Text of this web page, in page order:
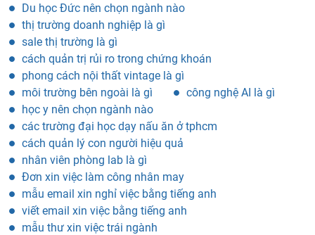
Du học Đức nên chọn ngành nào
thị trường doanh nghiệp là gì
sale thị trường là gì
cách quản trị rủi ro trong chứng khoán
phong cách nội thất vintage là gì
môi trường bên ngoài là gì
công nghệ AI là gì
học y nên chọn ngành nào
các trường đại học dạy nấu ăn ở tphcm
cách quản lý con người hiệu quả
nhân viên phòng lab là gì
Đơn xin việc làm công nhân may
mẫu email xin nghỉ việc bằng tiếng anh
viết email xin việc bằng tiếng anh
mẫu thư xin việc trái ngành